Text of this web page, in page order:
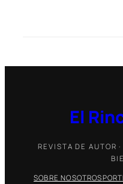
El
REVISTA DE AUTOR
SOBRE NOSOTROS